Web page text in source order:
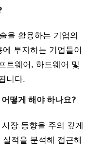
을 활용하는 기업의
투자하는 기업들이
트웨어, 하드웨어 및
니다.
떻게 해야 하나요?
장 동향을 주의 깊게
적을 분석해 접근해